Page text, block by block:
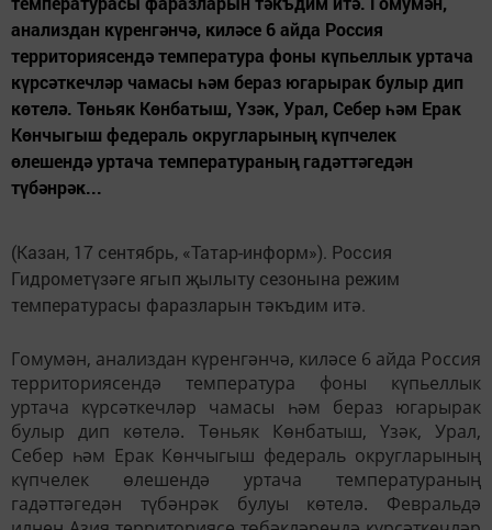
анализдан күренгәнчә, киләсе 6 айда Россия
территориясендә температура фоны күпьеллык уртача
күрсәткечләр чамасы һәм бераз югарырак булыр дип
көтелә. Төньяк Көнбатыш, Үзәк, Урал, Себер һәм Ерак
Көнчыгыш федераль округларының күпчелек
өлешендә уртача температураның гадәттәгедән
түбәнрәк...
(Казан, 17 сентябрь, «Татар-информ»). Россия
Гидрометүзәге ягып җылыту сезонына режим
температурасы фаразларын тәкъдим итә.
Гомумән, анализдан күренгәнчә, киләсе 6 айда Россия
территориясендә температура фоны күпьеллык
уртача күрсәткечләр чамасы һәм бераз югарырак
булыр дип көтелә. Төньяк Көнбатыш, Үзәк, Урал,
Себер һәм Ерак Көнчыгыш федераль округларының
күпчелек өлешендә уртача температураның
гадәттәгедән түбәнрәк булуы көтелә. Февральдә